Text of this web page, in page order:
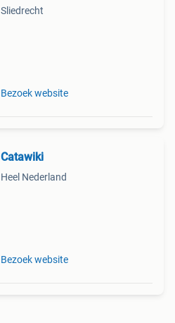
Sliedrecht
Bezoek website
Catawiki
Heel Nederland
Bezoek website